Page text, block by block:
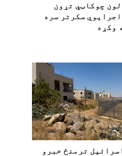
چوکاټي تړون
سکرتر سره
وکړه
ترمنځ خبرو